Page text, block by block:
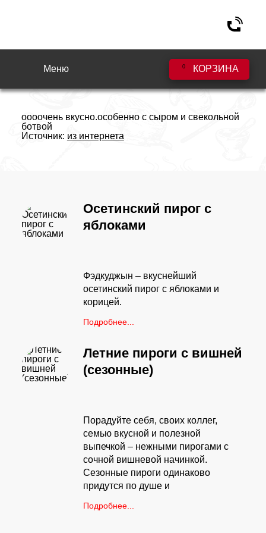
КОРЗИНА
0
Меню
mamuska80 (2008г.)
оооочень вкусно.особенно с сыром и свекольной
ботвой
Источник: из интернета
Осетинский пирог с
яблоками
Фэдкуджын – вкуснейший
осетинский пирог с яблоками и
корицей.
Подробнее...
Летние пироги с вишней
(сезонные)
Порадуйте себя, своих коллег,
семью вкусной и полезной
выпечкой – нежными пирогами с
сочной вишневой начинкой.
Сезонные пироги одинаково
придутся по душе и
Подробнее...